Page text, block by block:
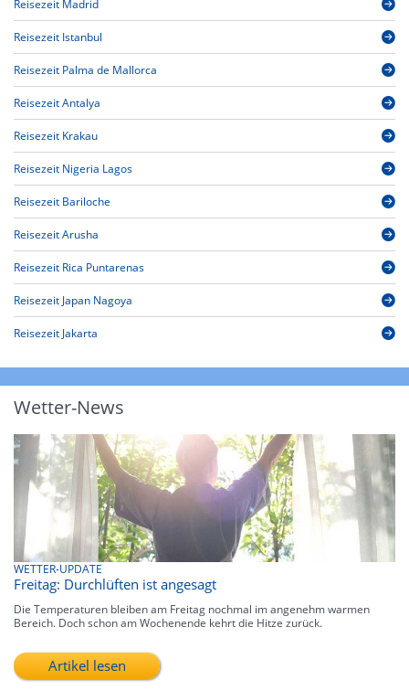
Reisezeit Madrid
Reisezeit Istanbul
Reisezeit Palma de Mallorca
Reisezeit Antalya
Reisezeit Krakau
Reisezeit Nigeria Lagos
Reisezeit Bariloche
Reisezeit Arusha
Reisezeit Rica Puntarenas
Reisezeit Japan Nagoya
Reisezeit Jakarta
Wetter-News
WETTER-UPDATE
Freitag: Durchlüften ist angesagt
Die Temperaturen bleiben am Freitag nochmal im angenehm warmen
Bereich. Doch schon am Wochenende kehrt die Hitze zurück.
Artikel lesen